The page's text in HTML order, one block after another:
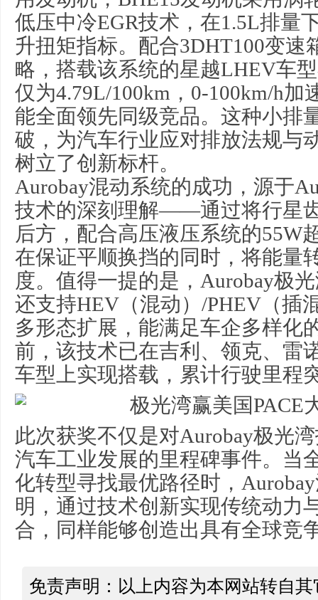
低压中冷EGR技术，在1.5L排量
升扭矩指标。配合3DHT100变速
略，搭载该系统的星越LHEV车
仅为4.79L/100km，0-100km/h加
能全面领先同级竞品。这种小排
破，为汽车行业应对排放法规与
树立了创新标杆。
Aurobay混动系统的成功，源于
技术的深刻理解——通过将行星
后方，配合高压液压系统的55W
在保证平顺换挡的同时，将能量
度。值得一提的是，Aurobay极
还支持HEV（混动）/PHEV（插
多形态扩展，能满足车企多样化
前，该技术已在吉利、领克、雷
车型上实现搭载，累计行驶里程
此次获奖不仅是对Aurobay极光
汽车工业发展的里程碑事件。当
化转型寻找最优路径时，
明，通过技术创新实现传统动力
合，同样能够创造出具有全球竞
免责声明：以上内容为本网站转自